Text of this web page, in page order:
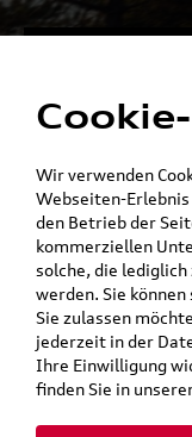
Wir verwenden
Webseiten-Erlebnis
den Betrieb der
kommerziellen
solche, die
werden. Sie
Sie zulassen
jederzeit in der
Ihre Einwilligung
finden Sie in